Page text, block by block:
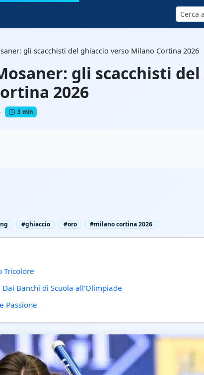
Cerca
gli scacchisti del ghiaccio verso Milano Cortina 2026
gli scacchisti
2026
3 min
#ghiaccio #oro #milano cortina 2026
Tricolore
Banchi di Scuola all’Olimpiade
Passione